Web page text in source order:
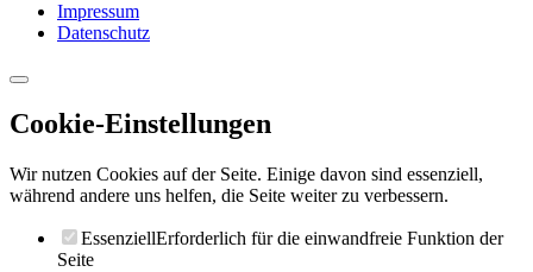
Impressum
Datenschutz
Cookie-Einstellungen
Wir nutzen Cookies auf der Seite. Einige davon sind essenziell,
während andere uns helfen, die Seite weiter zu verbessern.
EssenziellErforderlich für die einwandfreie Funktion der
Seite